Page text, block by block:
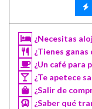
¿Necesitas
¿Tienes
¿Un café para
¿Te apetece
¿Salir de
¿Saber qué